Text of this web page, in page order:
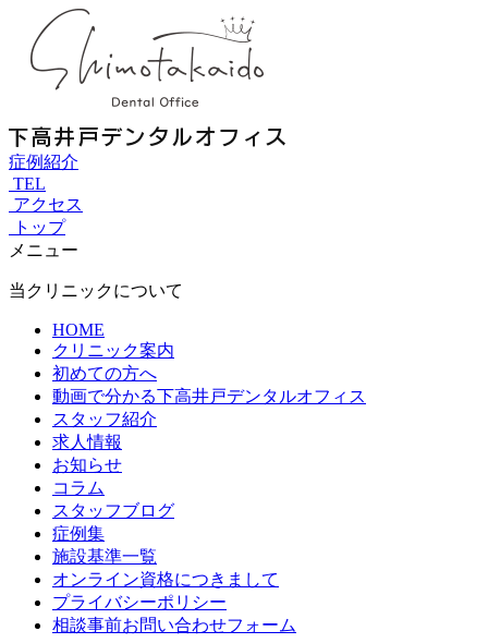
症例紹介
TEL
アクセス
トップ
メニュー
当クリニックについて
HOME
クリニック案内
初めての方へ
動画で分かる下高井戸デンタルオフィス
スタッフ紹介
求人情報
お知らせ
コラム
スタッフブログ
症例集
施設基準一覧
オンライン資格につきまして
プライバシーポリシー
相談事前お問い合わせフォーム